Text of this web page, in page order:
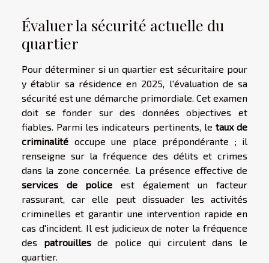
Évaluer la sécurité actuelle du
quartier
Pour déterminer si un quartier est sécuritaire pour
y établir sa résidence en 2025, l'évaluation de sa
sécurité est une démarche primordiale. Cet examen
doit se fonder sur des données objectives et
fiables. Parmi les indicateurs pertinents, le taux de
criminalité occupe une place prépondérante ; il
renseigne sur la fréquence des délits et crimes
dans la zone concernée. La présence effective de
services de police est également un facteur
rassurant, car elle peut dissuader les activités
criminelles et garantir une intervention rapide en
cas d'incident. Il est judicieux de noter la fréquence
des patrouillesde police qui circulent dans le
quartier.